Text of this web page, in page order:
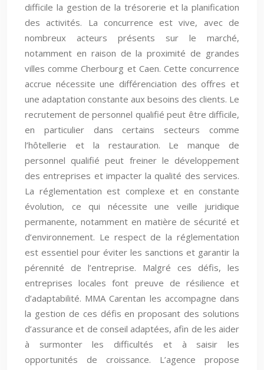
difficile la gestion de la trésorerie et la planification
des activités. La concurrence est vive, avec de
nombreux acteurs présents sur le marché,
notamment en raison de la proximité de grandes
villes comme Cherbourg et Caen. Cette concurrence
accrue nécessite une différenciation des offres et
une adaptation constante aux besoins des clients. Le
recrutement de personnel qualifié peut être difficile,
en particulier dans certains secteurs comme
l’hôtellerie et la restauration. Le manque de
personnel qualifié peut freiner le développement
des entreprises et impacter la qualité des services.
La réglementation est complexe et en constante
évolution, ce qui nécessite une veille juridique
permanente, notamment en matière de sécurité et
d’environnement. Le respect de la réglementation
est essentiel pour éviter les sanctions et garantir la
pérennité de l’entreprise. Malgré ces défis, les
entreprises locales font preuve de résilience et
d’adaptabilité. MMA Carentan les accompagne dans
la gestion de ces défis en proposant des solutions
d’assurance et de conseil adaptées, afin de les aider
à surmonter les difficultés et à saisir les
opportunités de croissance. L’agence propose